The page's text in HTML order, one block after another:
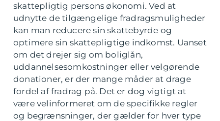
skattepligtig persons økonomi. Ved at
udnytte de tilgængelige fradragsmuligheder
kan man reducere sin skattebyrde og
optimere sin skattepligtige indkomst. Uanset
om det drejer sig om boliglån,
uddannelsesomkostninger eller velgørende
donationer, er der mange måder at drage
fordel af fradrag på. Det er dog vigtigt at
være velinformeret om de specifikke regler
og begrænsninger, der gælder for hver type